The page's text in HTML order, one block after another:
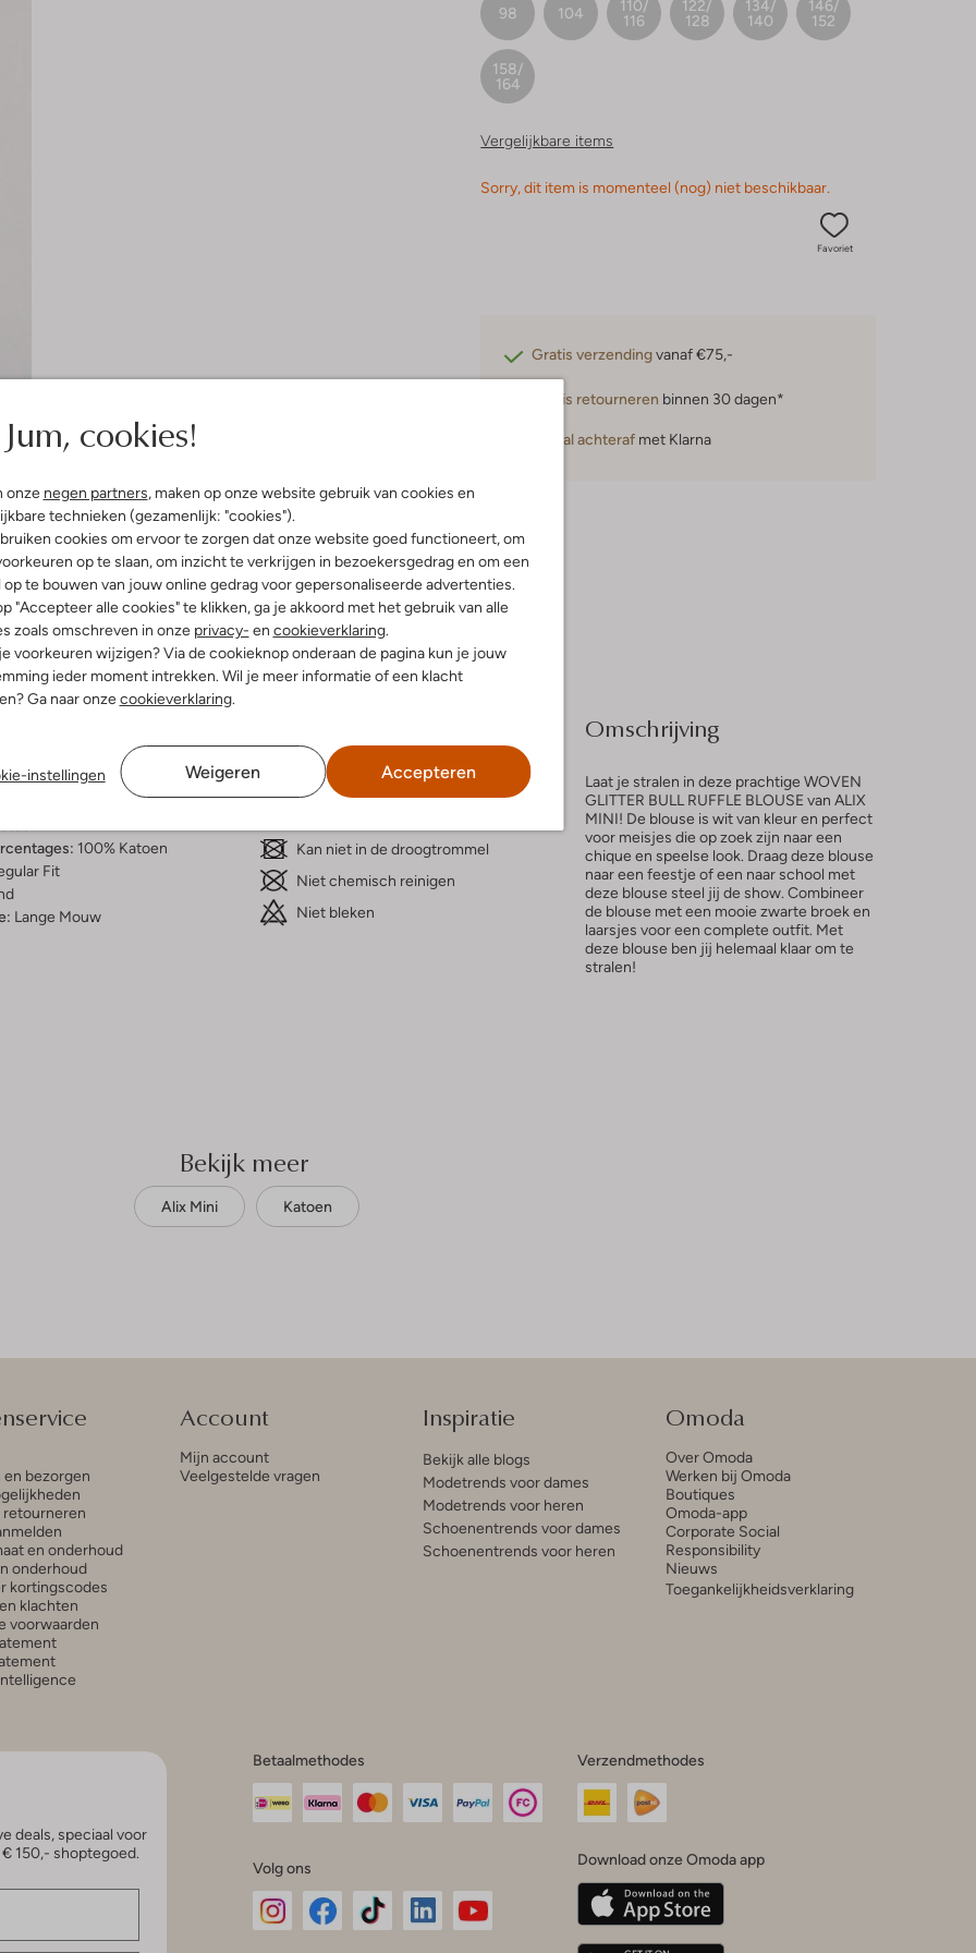
Jum, cookies!
onze negen partners, maken op onze website gebruik van cookies en
technieken (gezamenlijk: "cookies").
cookies om ervoor te zorgen dat onze website goed functioneert, om
op te slaan, om inzicht te verkrijgen in bezoekersgedrag en om een
op te bouwen van jouw online gedrag voor gepersonaliseerde advertenties.
"Accepteer alle cookies" te klikken, ga je akkoord met het gebruik van alle
zoals omschreven in onze privacy- en cookieverklaring.
voorkeuren wijzigen? Via de cookieknop onderaan de pagina kun je jouw
ieder moment intrekken. Wil je meer informatie of een klacht
Ga naar onzecookieverklaring.
instellingen Weigeren Accepteren
98 104
110/
116
122/
128
134/
140
146/
152
158/
164
Vergelijkbare items
Sorry, dit item is momenteel (nog) niet beschikbaar.
Favoriet
Gratis verzendingvanaf €75,-
Gratis retourneren binnen 30 dagen*
Betaal achteraf met Klarna
& retourneren
& Pasvorm
100% Katoen
Fit
Lange Mouw
Beperkt wassen op 30 °C
Kan niet in de droogtrommel
Niet chemisch reinigen
Niet bleken
Omschrijving
Laat je stralen in deze prachtige WOVEN
GLITTER BULL RUFFLE BLOUSE van ALIX
MINI! De blouse is wit van kleur en perfect
voor meisjes die op zoek zijn naar een
chique en speelse look. Draag deze blouse
naar een feestje of een naar school met
deze blouse steel jij de show. Combineer
de blouse met een mooie zwarte broek en
laarsjes voor een complete outfit. Met
deze blouse ben jij helemaal klaar om te
stralen!
Bekijk meer
Alix Mini Katoen
en bezorgen
retourneren
en onderhoud
onderhoud
kortingscodes
klachten
voorwaarden
Account
Mijn account
Veelgestelde vragen
Inspiratie
Bekijk alle blogs
Modetrends voor dames
Modetrends voor heren
Schoenentrends voor dames
Schoenentrends voor heren
Omoda
Over Omoda
Werken bij Omoda
Boutiques
Omoda-app
Corporate Social
Responsibility
Nieuws
Toegankelijkheidsverklaring
deals, speciaal voor
150,- shoptegoed.
Betaalmethodes
Volg ons
Verzendmethodes
Download onze Omoda app